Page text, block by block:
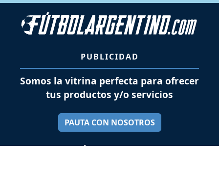
PUBLICIDAD
Somos la vitrina perfecta para ofrecer
tus productos y/o servicios
PAUTA CON NOSOTROS
SÍGUENOS EN